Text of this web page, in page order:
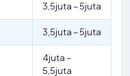
3,5juta – 5juta
3,5juta – 5juta
4juta –
5,5juta